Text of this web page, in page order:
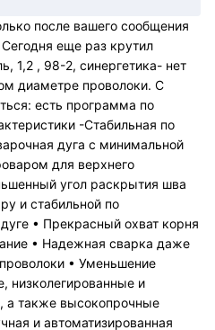
после вашего сообщения
еще раз крутил
1,2 , 98-2, синергетика- нет
диаметре проволоки. С
есть программа по
-Стабильная по
дуга с минимальной
для верхнего
угол раскрытия шва
и стабильной по
• Прекрасный охват корня
• Надежная сварка даже
• Уменьшение
низколегированные и
а также высокопрочные
и автоматизированная